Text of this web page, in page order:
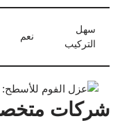
سهل
التركيب
نعم
شركات